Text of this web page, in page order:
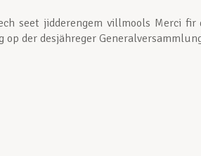
seet jidderengem villmools Merci fir
der desjähreger